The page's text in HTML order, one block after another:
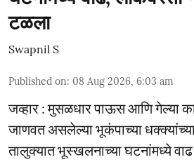
टळला
Swapnil S
Published on: 08 Aug 2026, 6:03 am
जव्हार : मुसळधार पाऊस आणि गेल्या
जाणवत असलेल्या भूकंपाच्या धक्क्यांच्या
तालुक्यात भूस्खलनाच्या घटनांमध्ये